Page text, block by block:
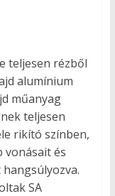
teljesen rézből
alumínium
műanyag
teljesen
rikító színben,
vonásait és
SA